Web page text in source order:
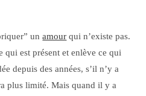
unamour qui n’existe pas.
est présent et enlève ce qui
depuis des années, s’il n’y a
plus limité. Mais quand il y a